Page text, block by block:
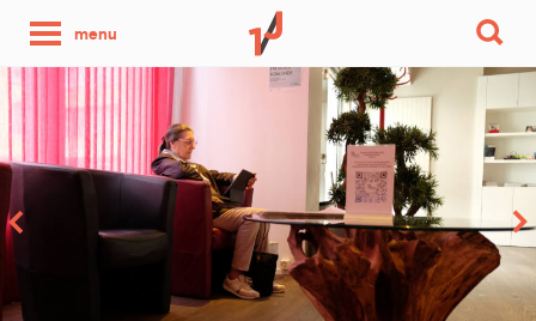
menu
photo
par
jour